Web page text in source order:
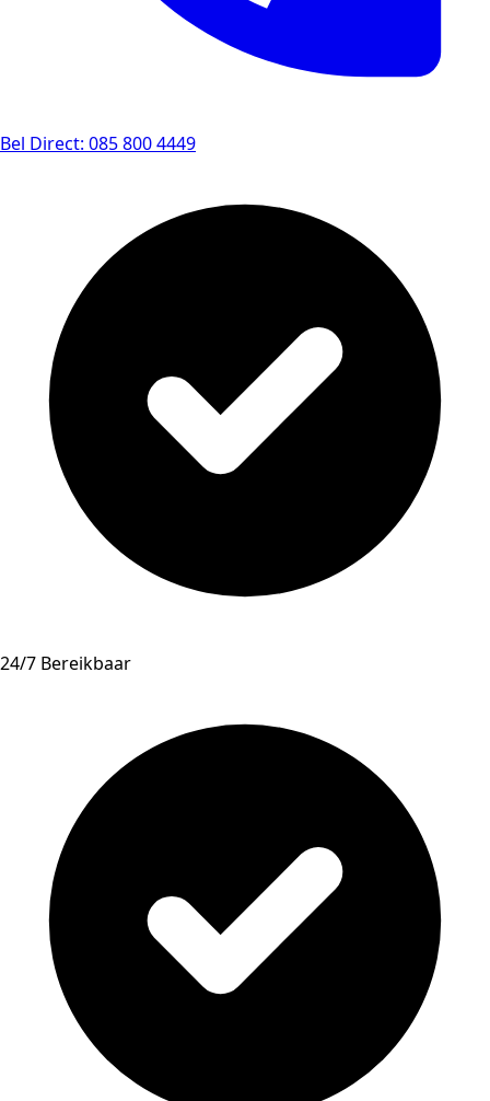
Bel Direct: 085 800 4449
24/7 Bereikbaar